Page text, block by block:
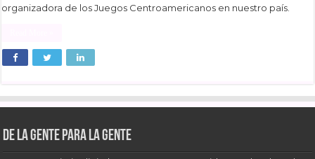
organizadora de los Juegos Centroamericanos en nuestro país.
De la gente para la gente